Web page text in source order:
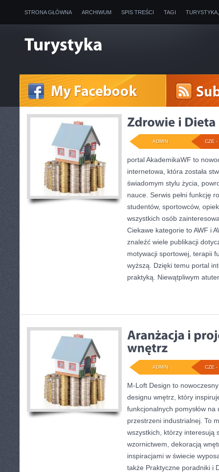
STRONA GŁÓWNA ARCHIWUM SPIS TREŚCI TAGI
CZE -
ADMIN
portal AkademikaWF to
internetowa, która została
świadomym stylu życia,
nauce. Serwis pełni funkcję
studentów, sportowców,
wszystkich osób
Ciekawe kategorie to AWF i
znaleźć wiele publikacji
motywacji sportowej, terapii
wyższą. Dzięki temu portal
praktyką. Niewątpliwym
CZE -
ADMIN
M-Loft Design to
designu wnętrz, który
funkcjonalnych pomysłów
przestrzeni industrialnej. To
wszystkich, którzy interesują
wzornictwem, dekoracją
inspiracjami w świecie
także Praktyczne poradniki i